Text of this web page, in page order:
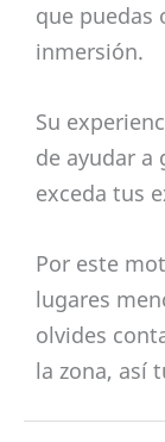
que puedas
inmersión.
Su
de ayudar a
exceda tus
Por este
lugares
olvides
la zona, así